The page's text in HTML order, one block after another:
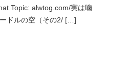
Topic: alwtog.com/実は噛
ドルの空（その2/ […]